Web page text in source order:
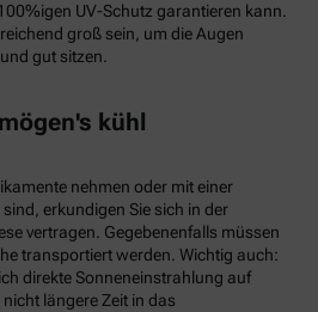
UV-Schutz garantieren kann.
groß sein, um die Augen
gut sitzen.
kühl
nehmen oder mit einer
erkundigen Sie sich in der
vertragen. Gegebenenfalls müssen
transportiert werden. Wichtig auch:
direkte Sonneneinstrahlung auf
längere Zeit in das